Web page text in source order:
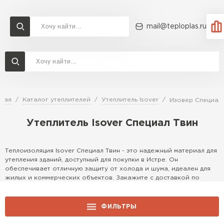
mail@teploplas.ru
Каталог утеплителей Утеплитель Isover Изовер Специал
Утеплитель Isover Специал Твин
Теплоизоляция Isover Специал Твин - это надежный материал для
утепления зданий, доступный для покупки в Истре. Он
обеспечивает отличную защиту от холода и шума, идеален для
жилых и коммерческих объектов. Закажите с доставкой по
ФИЛЬТРЫ
Доставка и оплата
Перейти в каталог
Утеплитель Ветонит
Утеплитель Profiplex
ПЕРЕЙТИ
Утеплитель Rockwool
Утеплитель Knauf